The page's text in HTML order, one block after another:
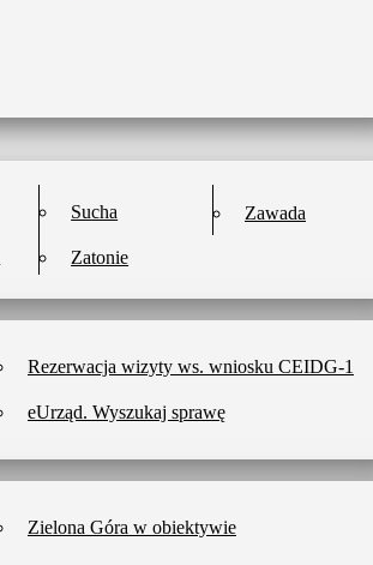
Sucha
Zatonie
Zawada
Rezerwacja wizyty ws. wniosku CEIDG-1
eUrząd. Wyszukaj sprawę
Zielona Góra w obiektywie